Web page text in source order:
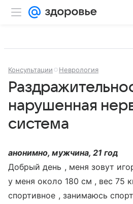
Консультации Неврология
нарушенная
система
анонимно, мужчина, 21 год
Добрый день , меня зовут
у меня около 180 см , вес 75
спортивное , занимаюсь